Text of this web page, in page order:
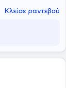
Κλείσε ραντεβού